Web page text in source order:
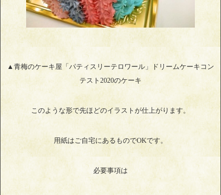
▲青梅のケーキ屋「パティスリーテロワール」ドリームケーキコン
テスト2020のケーキ
このような形で先ほどのイラストが仕上がります。
用紙はご自宅にあるものでOKです。
必要事項は